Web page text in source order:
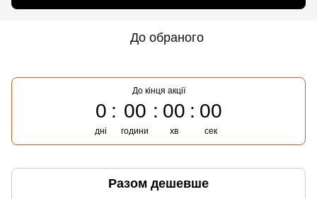
До обраного
До кінця акції
0
дні
00
години
00
хв
00
сек
Разом дешевше